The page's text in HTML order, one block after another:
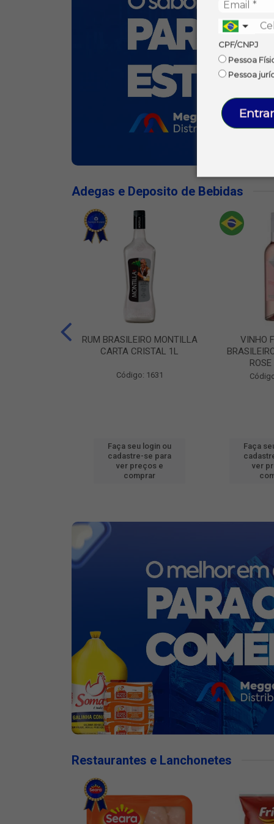
CPF/CNPJ
Pessoa
Pessoa
Adegas e Deposito de Bebidas
RUM BRASILEIRO MONTILLA
CARTA CRISTAL 1L
Código: 1631
Faça seu login ou
cadastre-se para
ver preços e
comprar
VINHO
Faça
ver
Restaurantes e Lanchonetes